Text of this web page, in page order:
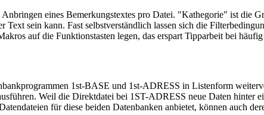
eines Bemerkungstextes pro Datei. "Kathegorie" ist die
sein kann. Fast selbstverständlich lassen sich die
auf die Funktionstasten legen, das erspart Tipparbeit bei
1st-BASE und 1st-­ADRESS in Listenform
Weil die Direktdatei bei 1ST-ADRESS neue Daten hinter
für diese beiden Datenbanken anbietet, können auch